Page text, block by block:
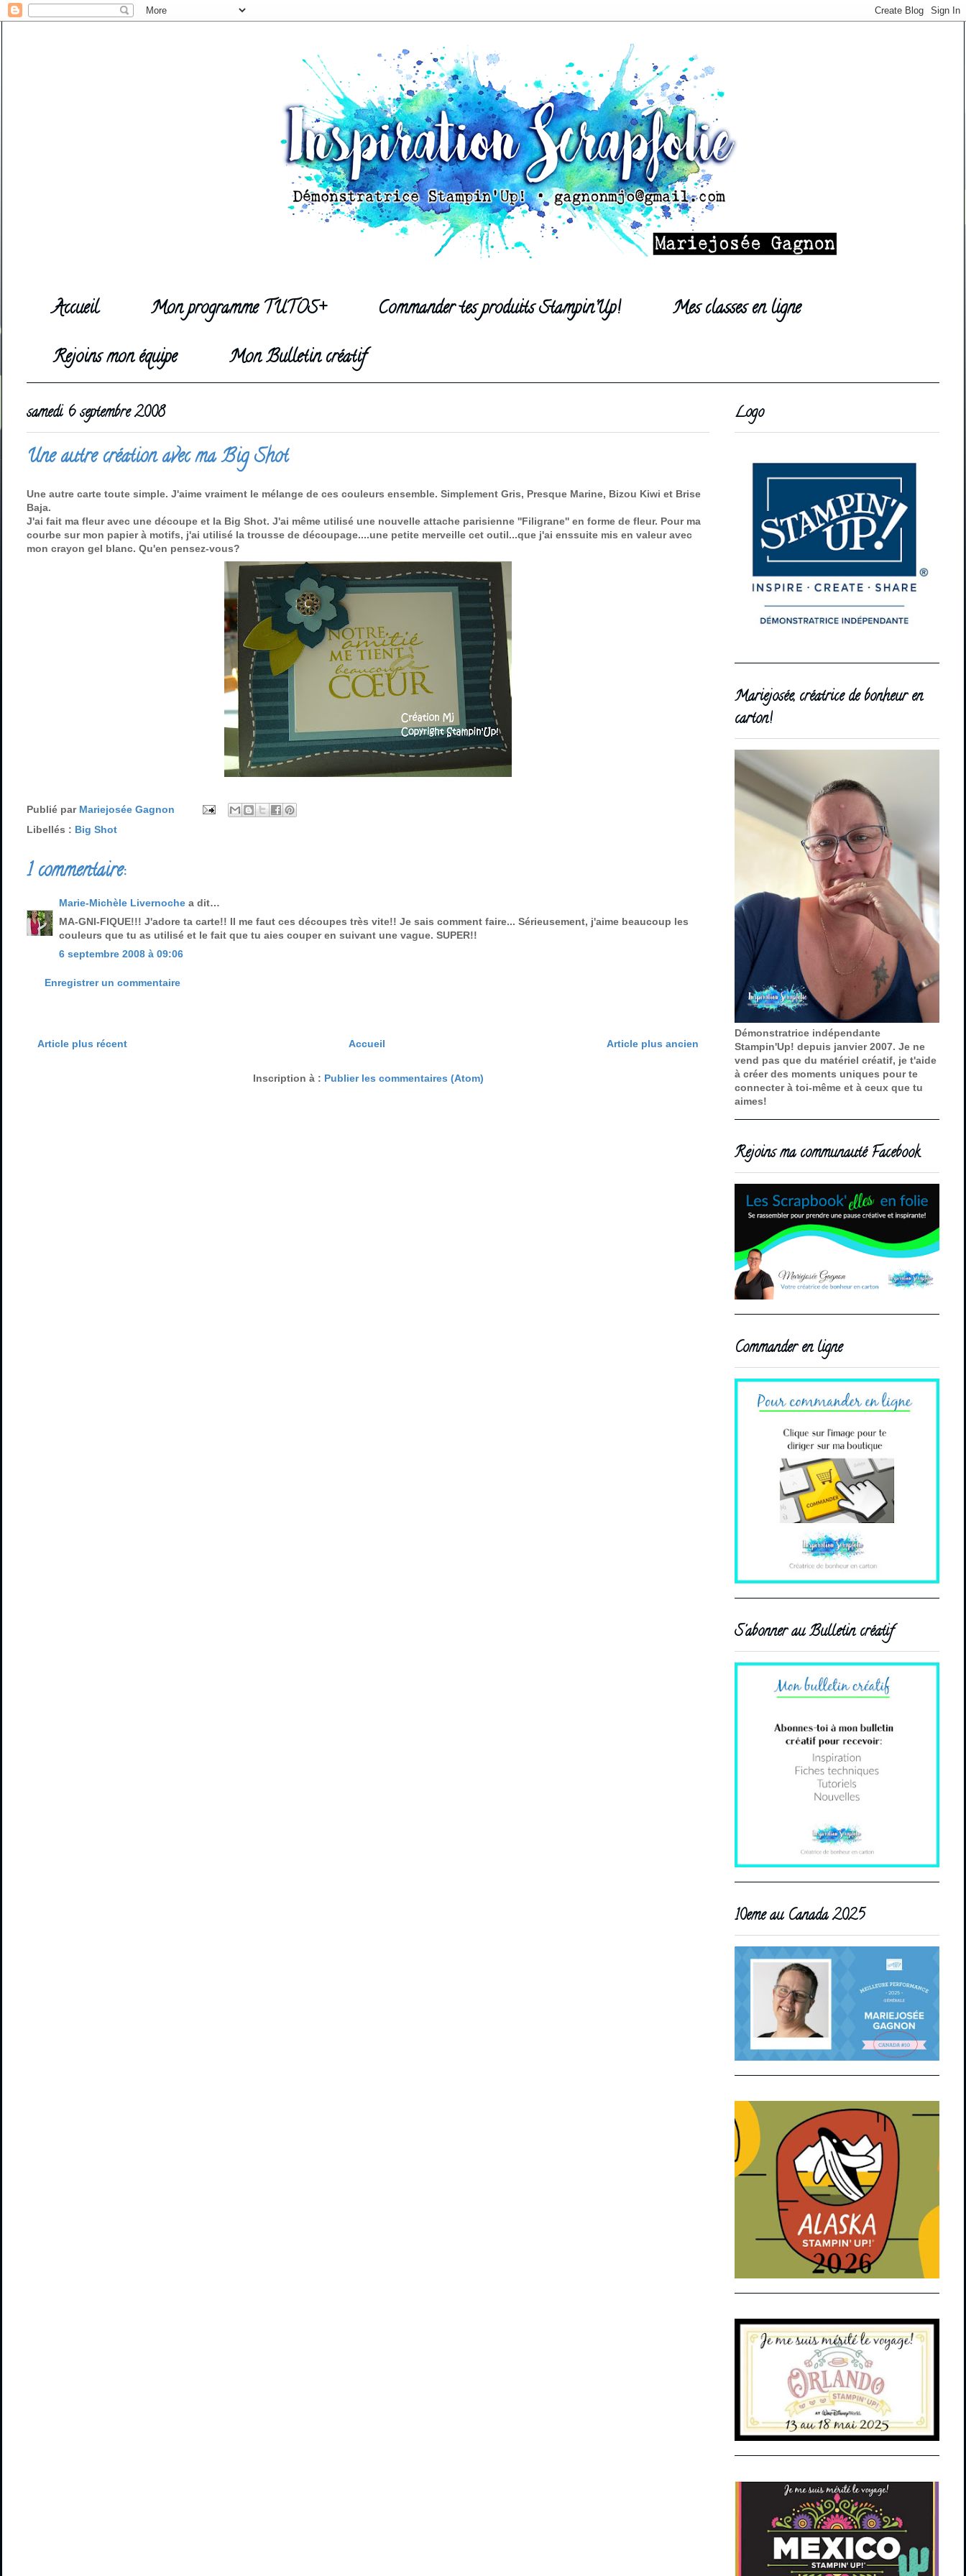
Accueil Mon programme TUTOS+ Commander tes produits Stampin'Up!
Mes classes en ligne
Rejoins mon équipe
Mon Bulletin créatif
samedi 6 septembre 2008
Une autre création avec ma Big Shot
Une autre carte toute simple. J'aime vraiment le mélange de ces couleurs ensemble. Simplement Gris, Presque Marine, Bizou Kiwi et Brise
Baja.
J'ai fait ma fleur avec une découpe et la Big Shot. J'ai même utilisé une nouvelle attache parisienne ''Filigrane'' en forme de fleur. Pour ma
courbe sur mon papier à motifs, j'ai utilisé la trousse de découpage....une petite merveille cet outil...que j'ai enssuite mis en valeur avec
mon crayon gel blanc. Qu'en pensez-vous?
Publié par Mariejosée Gagnon
Libellés : Big Shot
1 commentaire:
Marie-Michèle Livernoche a dit…
MA-GNI-FIQUE!!! J'adore ta carte!! Il me faut ces découpes très vite!! Je sais comment faire... Sérieusement, j'aime beaucoup les
couleurs que tu as utilisé et le fait que tu aies couper en suivant une vague. SUPER!!
6 septembre 2008 à 09:06
Enregistrer un commentaire
Article plus récent Article plus ancien
Accueil
Inscription à : Publier les commentaires (Atom)
Logo
Mariejosée, créatrice de bonheur en
carton!
Démonstratrice indépendante
Stampin'Up! depuis janvier 2007. Je ne
vend pas que du matériel créatif, je t'aide
à créer des moments uniques pour te
connecter à toi-même et à ceux que tu
aimes!
Rejoins ma communauté Facebook
Commander en ligne
S'abonner au Bulletin créatif
10eme au Canada 2025